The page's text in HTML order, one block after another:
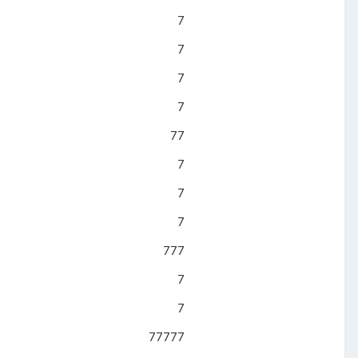
7
7
7
7
77
7
7
7
777
7
7
77777